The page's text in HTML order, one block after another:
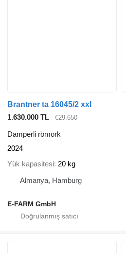
Brantner ta 16045/2 xxl
1.630.000 TL
€29.650
Damperli römork
2024
Yük kapasitesi 20 kg
Almanya, Hamburg
E-FARM GmbH